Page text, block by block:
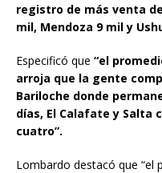
registro de más venta
mil, Mendoza 9 mil y
Especificó que “el
arroja que la gente
Bariloche donde
días, El Calafate y Salta
cuatro”.
Lombardo destacó que “el